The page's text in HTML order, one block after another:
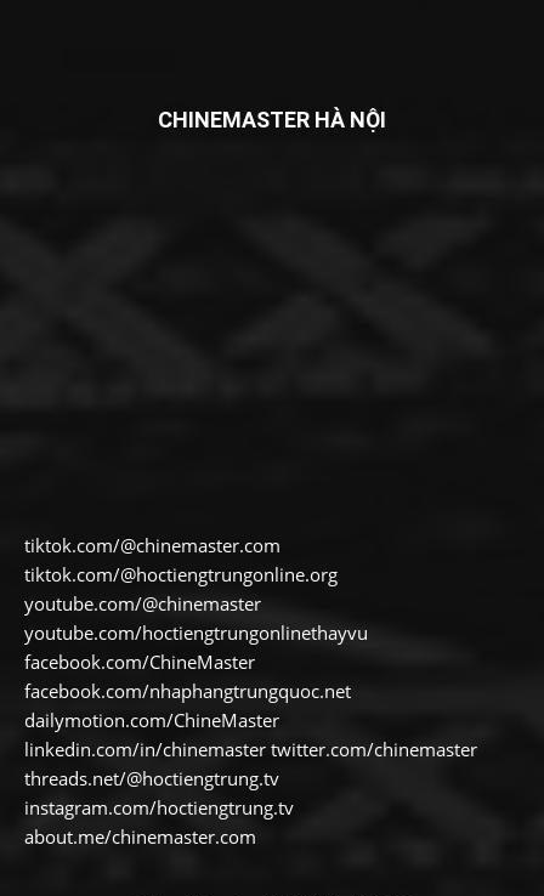
CHINEMASTER HÀ NỘI
tiktok.com/@chinemaster.com
tiktok.com/@hoctiengtrungonline.org
youtube.com/@chinemaster
youtube.com/hoctiengtrungonlinethayvu
facebook.com/ChineMaster
facebook.com/nhaphangtrungquoc.net
dailymotion.com/ChineMaster
linkedin.com/in/chinemaster twitter.com/chinemaster
threads.net/@hoctiengtrung.tv
instagram.com/hoctiengtrung.tv
about.me/chinemaster.com